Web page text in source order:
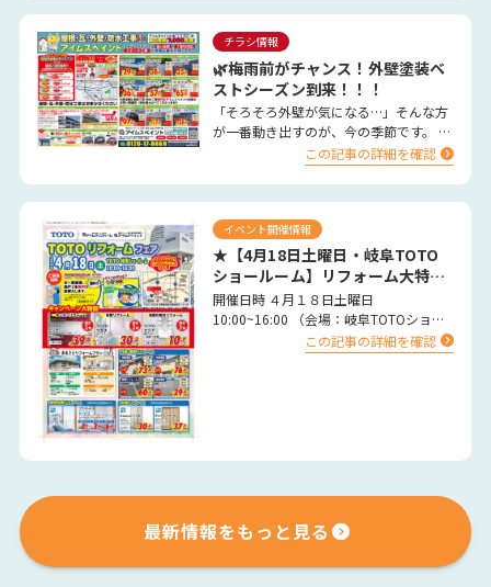
チラシ情報
🌿梅雨前がチャンス！外壁塗装ベ
ストシーズン到来！！！
「そろそろ外壁が気になる…」そんな方
が一番動き出すのが、今の季節です。 春
は気温や湿度が安定し、塗料がしっかり
乾燥するため、外壁塗装…
この記事の詳細を確認
イベント開催情報
★【4月18日土曜日・岐阜TOTO
ショールーム】リフォーム大特
価 イベント★
開催日時 ４月１８日土曜日
10:00~16:00 （会場：岐阜TOTOショー
この記事の詳細を確認
最新情報をもっと見る